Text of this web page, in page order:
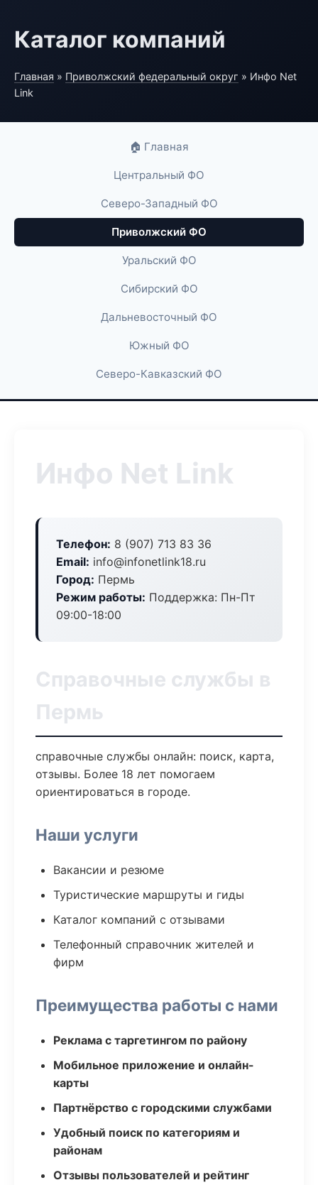
Каталог компаний
Главная » Приволжский федеральный округ » Инфо Net
Link
🏠 Главная
Центральный ФО
Северо-Западный ФО
Приволжский ФО
Уральский ФО
Сибирский ФО
Дальневосточный ФО
Южный ФО
Северо-Кавказский ФО
Инфо Net Link
Телефон: 8 (907) 713 83 36
Email: info@infonetlink18.ru
Город: Пермь
Режим работы: Поддержка: Пн-Пт
09:00-18:00
Справочные службы в
Пермь
справочные службы онлайн: поиск, карта,
отзывы. Более 18 лет помогаем
ориентироваться в городе.
Наши услуги
Вакансии и резюме
Туристические маршруты и гиды
Каталог компаний с отзывами
Телефонный справочник жителей и
фирм
Преимущества работы с нами
Реклама с таргетингом по району
Мобильное приложение и онлайн-
карты
Партнёрство с городскими службами
Удобный поиск по категориям и
районам
Отзывы пользователей и рейтинг